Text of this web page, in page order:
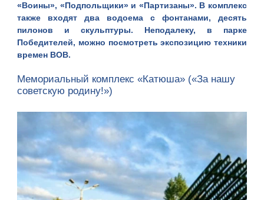
«Воины», «Подпольщики» и «Партизаны». В комплекс
также входят два водоема с фонтанами, десять
пилонов и скульптуры. Неподалеку, в парке
Победителей, можно посмотреть экспозицию техники
времен ВОВ.
Мемориальный комплекс «Катюша» («За нашу
советскую родину!»)